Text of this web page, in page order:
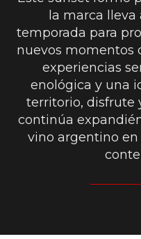
la marca
temporada para
nuevos momentos
experiencias
enológica y una
territorio, disfrute
continúa
vino argentino